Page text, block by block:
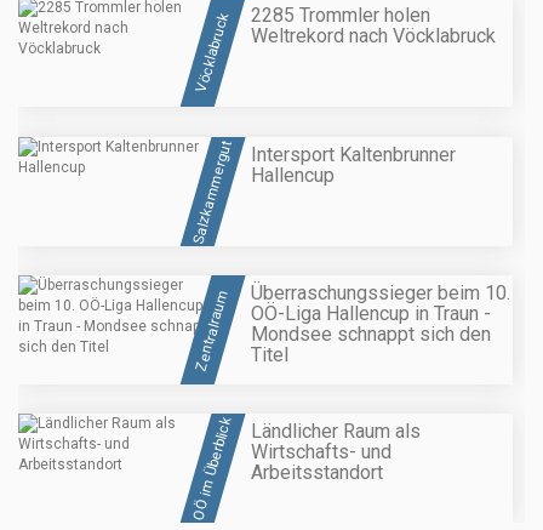
Vöcklabruck
2285 Trommler holen
Weltrekord nach Vöcklabruck
Salzkammergut
Intersport Kaltenbrunner
Hallencup
Zentralraum
Überraschungssieger beim 10.
OÖ-Liga Hallencup in Traun -
Mondsee schnappt sich den
Titel
OÖ im Überblick
Ländlicher Raum als
Wirtschafts- und
Arbeitsstandort